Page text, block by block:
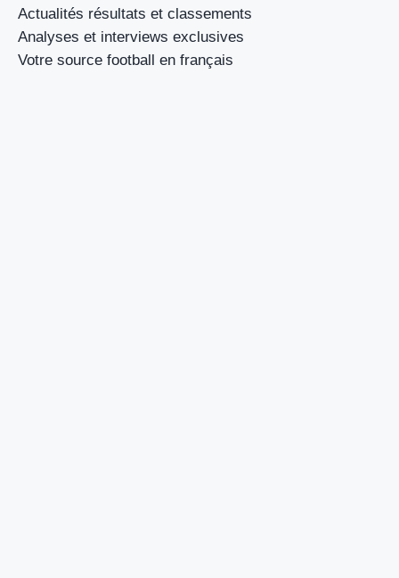
Actualités résultats et classements
Analyses et interviews exclusives
Votre source football en français